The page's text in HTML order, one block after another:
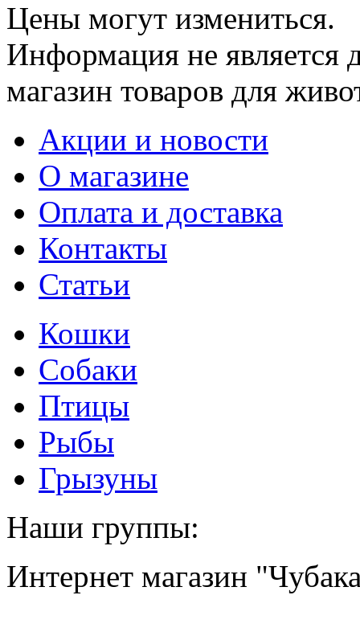
Цены могут измениться.
Информация не является
магазин товаров для
Акции и новости
О магазине
Оплата и доставка
Контакты
Статьи
Кошки
Собаки
Птицы
Рыбы
Грызуны
Наши группы:
Интернет магазин